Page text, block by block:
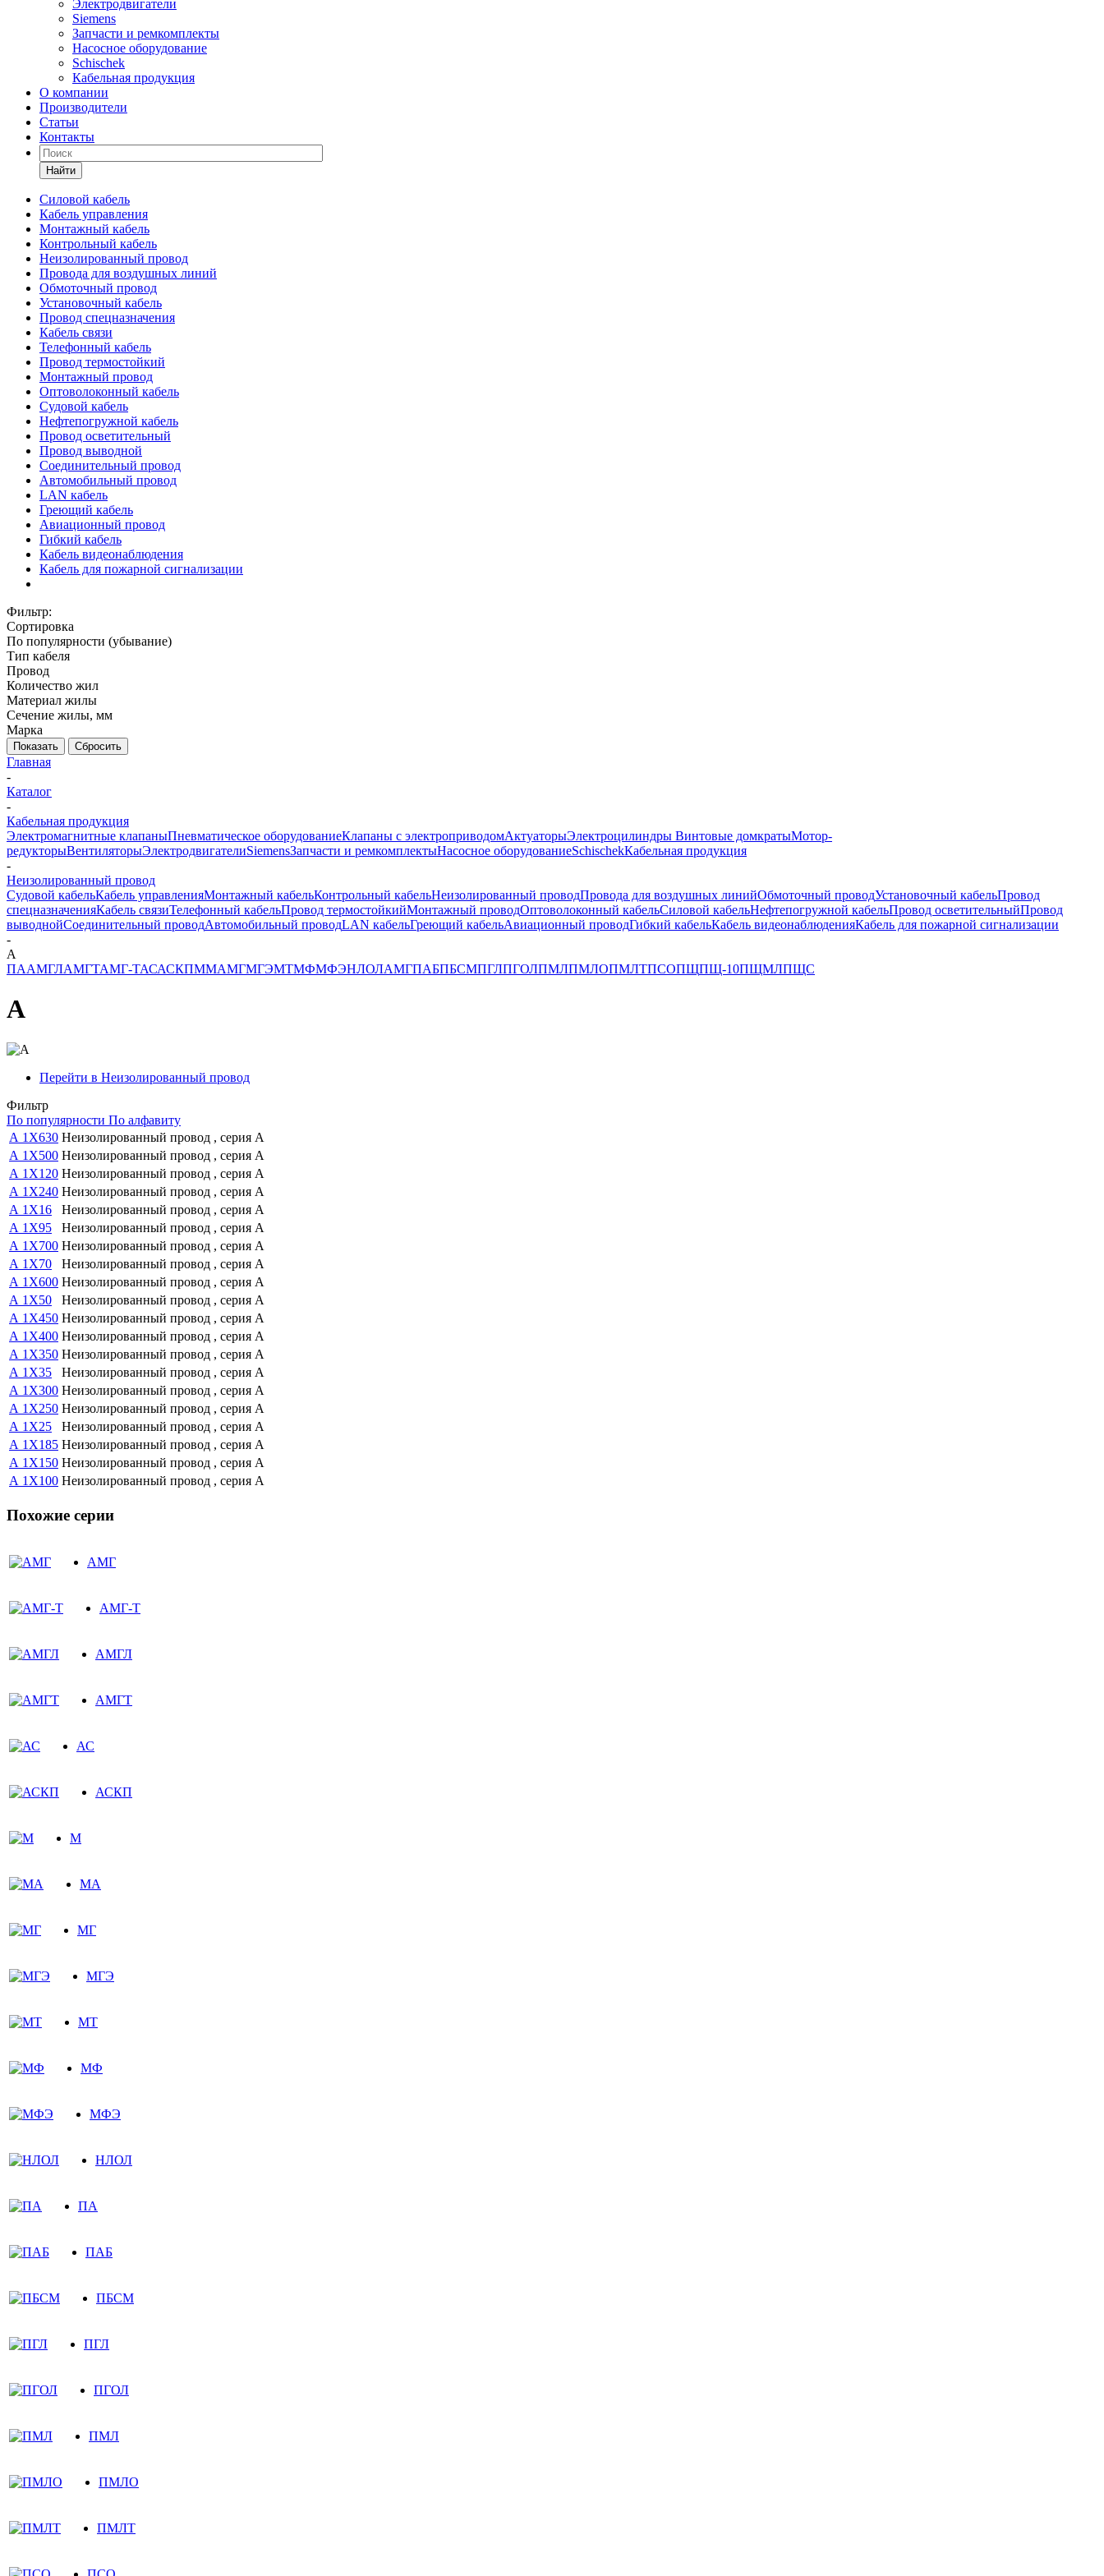
Электродвигатели
Siemens
Запчасти и ремкомплекты
Насосное оборудование
Schischek
Кабельная продукция
О компании
Производители
Статьи
Контакты
Найти
Силовой кабель
Кабель управления
Монтажный кабель
Контрольный кабель
Неизолированный провод
Провода для воздушных линий
Обмоточный провод
Установочный кабель
Провод спецназначения
Кабель связи
Телефонный кабель
Провод термостойкий
Монтажный провод
Оптоволоконный кабель
Судовой кабель
Нефтепогружной кабель
Провод осветительный
Провод выводной
Соединительный провод
Автомобильный провод
LAN кабель
Греющий кабель
Авиационный провод
Гибкий кабель
Кабель видеонаблюдения
Кабель для пожарной сигнализации
Фильтр:
Сортировка
По популярности (убывание)
Тип кабеля
Провод
Количество жил
Материал жилы
Сечение жилы, мм
Марка
Показать Сбросить
Главная
-
Каталог
-
Кабельная продукция
Электромагнитные клапаныПневматическое оборудованиеКлапаны с электроприводомАктуаторыЭлектроцилиндры Винтовые домкратыМотор-
редукторыВентиляторыЭлектродвигателиSiemensЗапчасти и ремкомплектыНасосное оборудованиеSchischekКабельная продукция
-
Неизолированный провод
Судовой кабельКабель управленияМонтажный кабельКонтрольный кабельНеизолированный проводПровода для воздушных линийОбмоточный проводУстановочный кабельПровод
спецназначенияКабель связиТелефонный кабельПровод термостойкийМонтажный проводОптоволоконный кабельСиловой кабельНефтепогружной кабельПровод осветительныйПровод
выводнойСоединительный проводАвтомобильный проводLAN кабельГреющий кабельАвиационный проводГибкий кабельКабель видеонаблюденияКабель для пожарной сигнализации
-
А
ПААМГЛАМГТАМГ-ТАСАСКПММАМГМГЭМТМФМФЭНЛОЛАМГПАБПБСМПГЛПГОЛПМЛПМЛОПМЛТПСОПЩПЩ-10ПЩМЛПЩС
А
Перейти в Неизолированный провод
Фильтр
По популярности По алфавиту
А 1Х630 Неизолированный провод , серия А
А 1Х500 Неизолированный провод , серия А
А 1Х120 Неизолированный провод , серия А
А 1Х240 Неизолированный провод , серия А
А 1Х16
Неизолированный провод , серия А
А 1Х95
Неизолированный провод , серия А
А 1Х700 Неизолированный провод , серия А
А 1Х70
Неизолированный провод , серия А
А 1Х600 Неизолированный провод , серия А
А 1Х50
Неизолированный провод , серия А
А 1Х450 Неизолированный провод , серия А
А 1Х400 Неизолированный провод , серия А
А 1Х350 Неизолированный провод , серия А
А 1Х35
Неизолированный провод , серия А
А 1Х300 Неизолированный провод , серия А
А 1Х250 Неизолированный провод , серия А
А 1Х25
Неизолированный провод , серия А
А 1Х185 Неизолированный провод , серия А
А 1Х150 Неизолированный провод , серия А
А 1Х100 Неизолированный провод , серия А
Похожие серии
АМГ
АМГ-Т
АМГЛ
АМГТ
АС
АСКП
М
МА
МГ
МГЭ
МТ
МФ
МФЭ
НЛОЛ
ПА
ПАБ
ПБСМ
ПГЛ
ПГОЛ
ПМЛ
ПМЛО
ПМЛТ